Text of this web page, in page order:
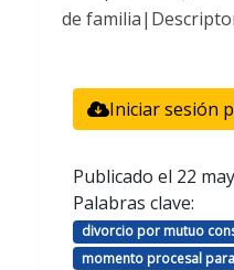
de
Iniciar sesión
Publicado el 22
Palabras clave:
divorcio por mutuo
momento procesal